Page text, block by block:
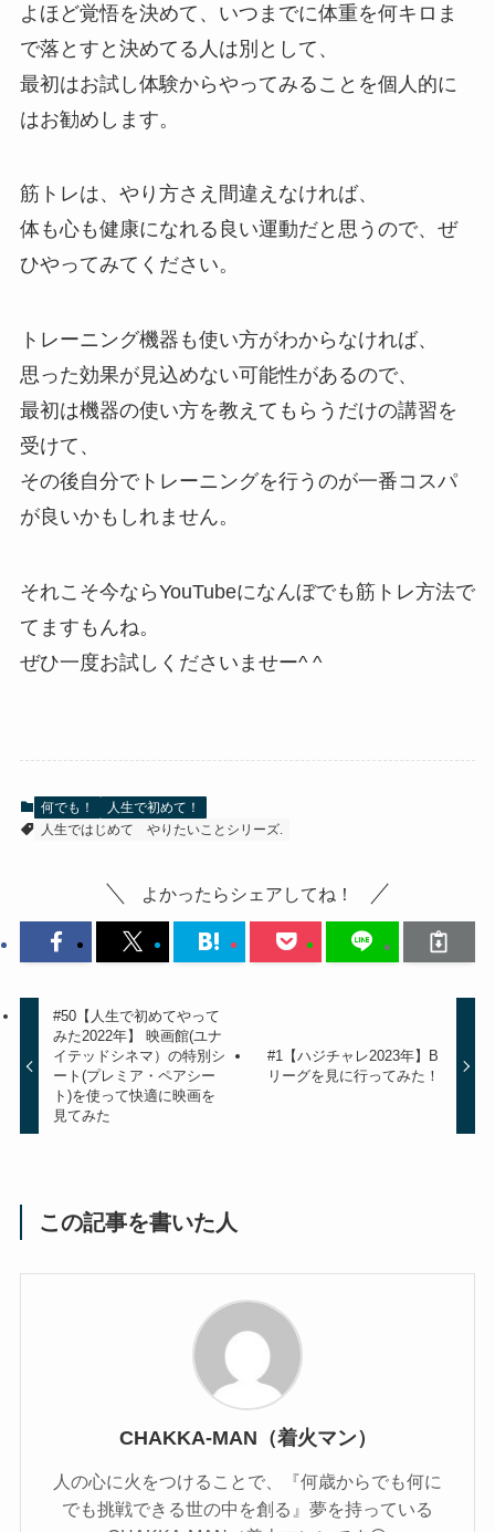
よほど覚悟を決めて、いつまでに体重を何キロま
で落とすと決めてる人は別として、
最初はお試し体験からやってみることを個人的に
はお勧めします。
筋トレは、やり方さえ間違えなければ、
体も心も健康になれる良い運動だと思うので、ぜ
ひやってみてください。
トレーニング機器も使い方がわからなければ、
思った効果が見込めない可能性があるので、
最初は機器の使い方を教えてもらうだけの講習を
受けて、
その後自分でトレーニングを行うのが一番コスパ
が良いかもしれません。
それこそ今ならYouTubeになんぼでも筋トレ方法で
てますもんね。
ぜひ一度お試しくださいませー^ ^
何でも！
人生で初めて！
人生ではじめて
やりたいことシリーズ.
よかったらシェアしてね！
#50【人生で初めてやって
みた2022年】 映画館(ユナ
イテッドシネマ）の特別シ
ート(プレミア・ペアシー
ト)を使って快適に映画を
見てみた
#1【ハジチャレ2023年】B
リーグを見に行ってみた！
この記事を書いた人
CHAKKA-MAN（着火マン）
人の心に火をつけることで、『何歳からでも何に
でも挑戦できる世の中を創る』夢を持っている